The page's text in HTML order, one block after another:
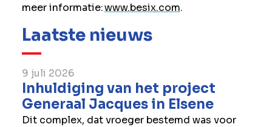
meer informatie:www.besix.com.
Laatste nieuws
9 juli 2026
Inhuldiging van het project
Generaal Jacques in Elsene
Dit complex, dat vroeger bestemd was voor